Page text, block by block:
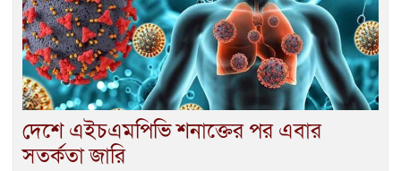
দেশে এইচএমপিভি শনাক্তের পর এবার
সতর্কতা জারি